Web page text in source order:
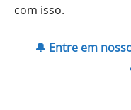
com isso.
🔔 Entre em